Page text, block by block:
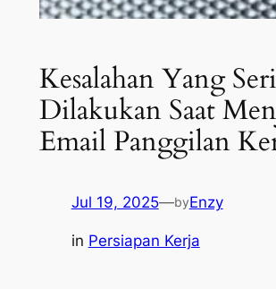
Kesalahan Yang
Dilakukan Saat
Email Panggilan
Jul 19, 2025—byEnzy
in Persiapan Kerja